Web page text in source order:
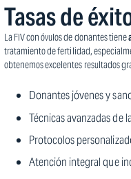
Tasas de
La FIV con óvulos de donantes tiene
tratamiento de fertilidad,
obtenemos excelentes resultados
Donantes jóvenes y
Técnicas avanzadas de
Protocolos
Atención integral que